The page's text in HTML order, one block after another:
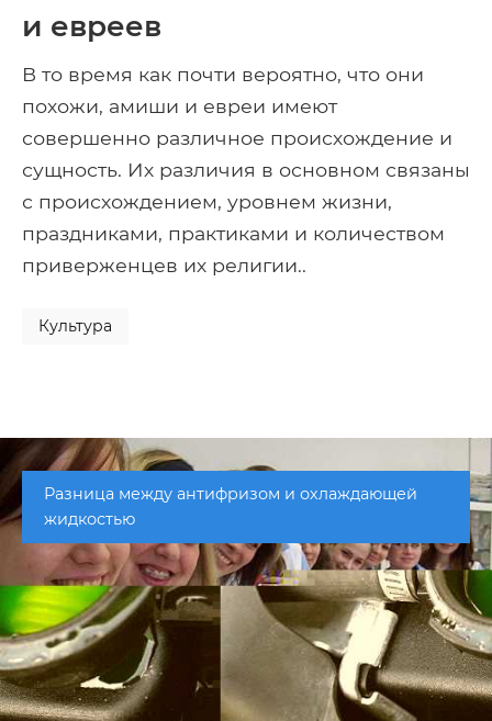
и евреев
В то время как почти вероятно, что они
похожи, амиши и евреи имеют
совершенно различное происхождение и
сущность. Их различия в основном связаны
с происхождением, уровнем жизни,
праздниками, практиками и количеством
приверженцев их религии..
Культура
Разница между антифризом и охлаждающей
жидкостью